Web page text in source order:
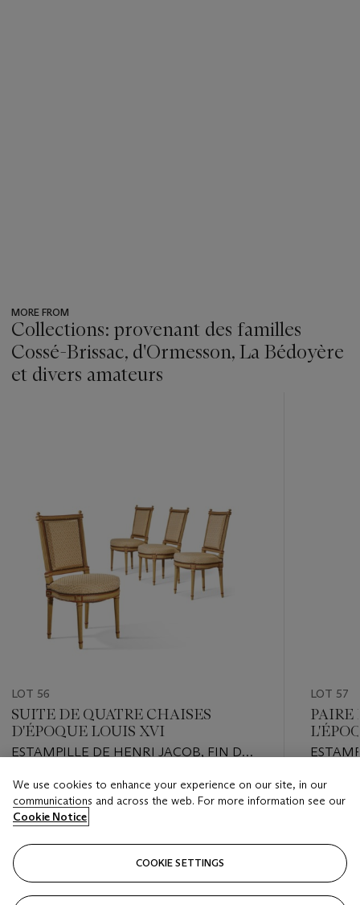
MORE FROM
Collections: provenant des familles
Cossé-Brissac, d'Ormesson, La Bédoyère
et divers amateurs
LOT 56
SUITE DE QUATRE CHAISES
D'ÉPOQUE LOUIS XVI
ESTAMPILLE DE HENRI JACOB, FIN DU
Estimate
EUR 2,000 - EUR 3,000
Closed
LOT 57
PAIRE
Estimate
Closed
We use cookies to enhance your experience on our site, in our
communications and across the web. For more information see our
Cookie Notice
COOKIE SETTINGS